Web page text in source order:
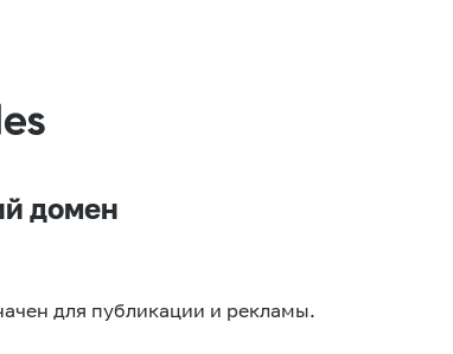
домен
для публикации и рекламы.